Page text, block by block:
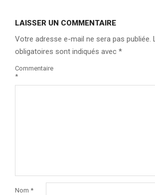
LAISSER UN COMMENTAIRE
Votre adresse e-mail ne sera pas publiée.
obligatoires sont indiqués avec *
Commentaire
*
Nom *